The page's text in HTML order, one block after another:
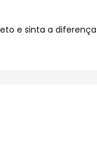
e sinta a